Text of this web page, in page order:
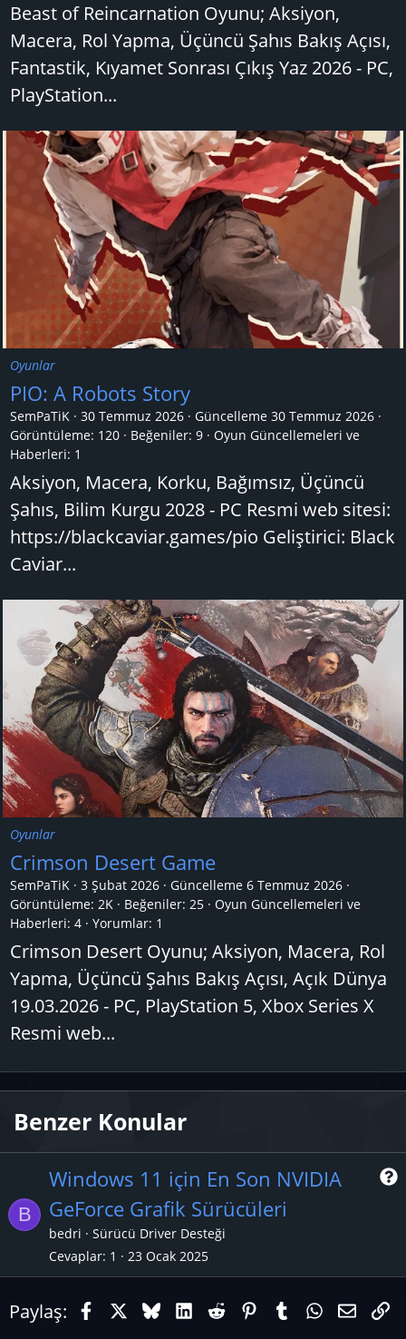
Beast of Reincarnation Oyunu; Aksiyon,
Macera, Rol Yapma, Üçüncü Şahıs Bakış Açısı,
Fantastik, Kıyamet Sonrası Çıkış Yaz 2026 - PC,
PlayStation...
Oyunlar
PIO: A Robots Story
SemPaTiK 30 Temmuz 2026 Güncelleme 30 Temmuz 2026
Görüntüleme: 120
Beğeniler: 9
Oyun Güncellemeleri ve
Haberleri: 1
Aksiyon, Macera, Korku, Bağımsız, Üçüncü
Şahıs, Bilim Kurgu 2028 - PC Resmi web sitesi:
https://blackcaviar.games/pio Geliştirici: Black
Caviar...
Oyunlar
Crimson Desert Game
SemPaTiK 3 Şubat 2026 Güncelleme 6 Temmuz 2026
Görüntüleme: 2K
Beğeniler: 25
Oyun Güncellemeleri ve
Haberleri: 4 Yorumlar: 1
Crimson Desert Oyunu; Aksiyon, Macera, Rol
Yapma, Üçüncü Şahıs Bakış Açısı, Açık Dünya
19.03.2026 - PC, PlayStation 5, Xbox Series X
Resmi web...
Benzer Konular
B
S
Windows 11 için En Son NVIDIA
GeForce Grafik Sürücüleri
bedri
Sürücü Driver Desteği
Cevaplar 1 23 Ocak 2025
Paylaş: FacebookX (Twitter)
BlueskyLinkedIn
RedditPinterestTumblrE-